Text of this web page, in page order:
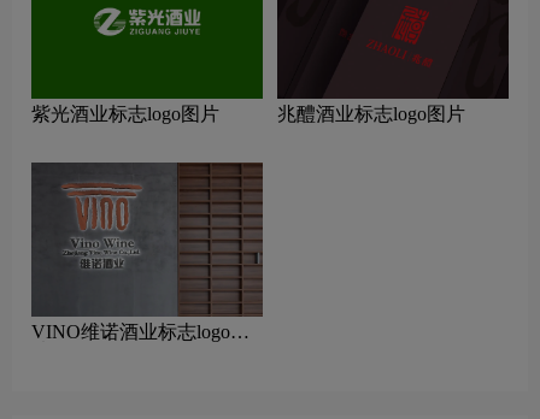
紫光酒业标志logo图片 兆醴酒业标志logo图片
VINO维诺酒业标志logo图